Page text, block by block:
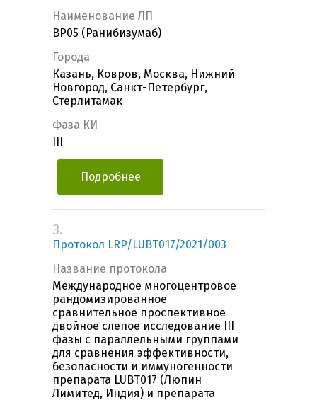
Наименование ЛП
ВР05 (Ранибизумаб)
Города
Казань, Ковров, Москва, Нижний
Новгород, Санкт-Петербург,
Стерлитамак
Фаза КИ
Подробнее
3.
Протокол LRP/LUBT017/2021/003
Название протокола
Международное многоцентровое
рандомизированное
сравнительное проспективное
двойное слепое исследование III
фазы с параллельными группами
для сравнения эффективности,
безопасности и иммуногенности
препарата LUBT017 (Люпин
Лимитед, Индия) и препарата